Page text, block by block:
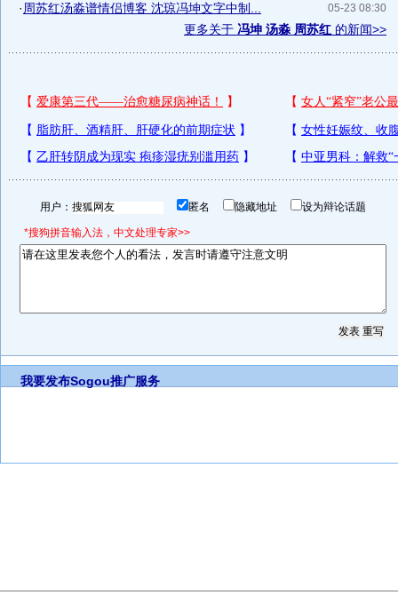
05-23 08:30
· 周苏红汤淼谱情侣博客 沈琼冯坤文字中制...
更多关于 冯坤 汤淼 周苏红 的新闻>>
用户： 匿名 隐藏地址 设为辩论话题
*搜狗拼音输入法，中文处理专家>>
我要发布Sogou推广服务